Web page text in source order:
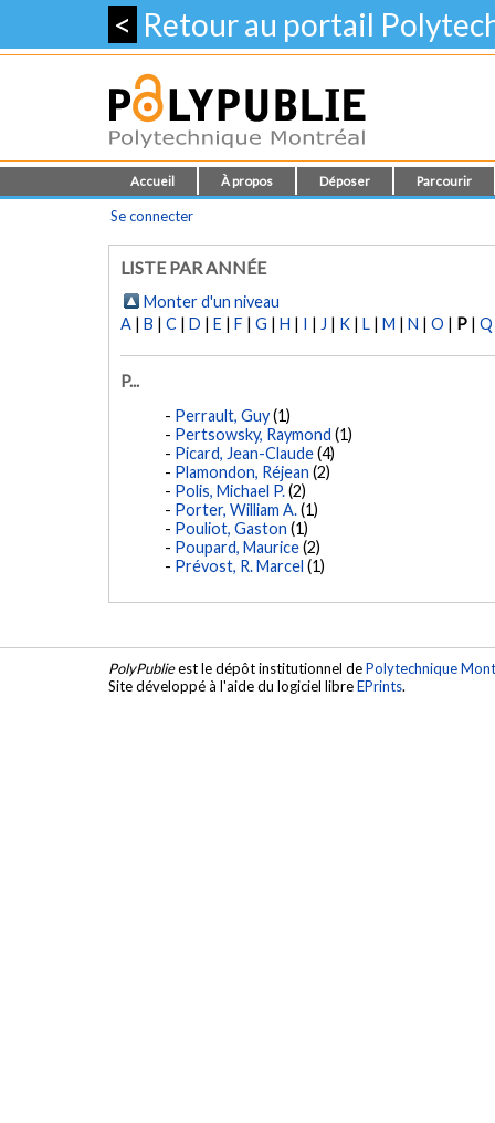
< Retour au portail
Accueil À propos Déposer Parcourir
Se connecter
LISTE PAR ANNÉE
Monter d'un niveau
A | B | C | D | E | F | G | H | I | J | K | L | M | N | O | P | Q
P...
Perrault, Guy(1)
Pertsowsky, Raymond (1)
Picard, Jean-Claude(4)
Plamondon, Réjean (2)
Polis, Michael P.(2)
Porter, William A.(1)
Pouliot, Gaston (1)
Poupard, Maurice(2)
Prévost, R. Marcel (1)
PolyPublieest le dépôt institutionnel dePolytechnique
Site développé à l'aide du logiciel libreEPrints.